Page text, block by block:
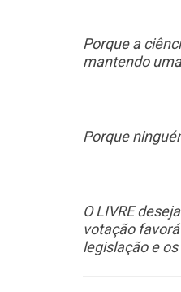
Porque a
mantendo
Porque
O LIVRE
votação
legislação e